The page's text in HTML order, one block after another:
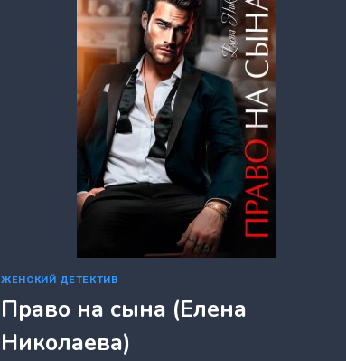
ЖЕНСКИЙ ДЕТЕКТИВ
Право на сына (Елена
Николаева)